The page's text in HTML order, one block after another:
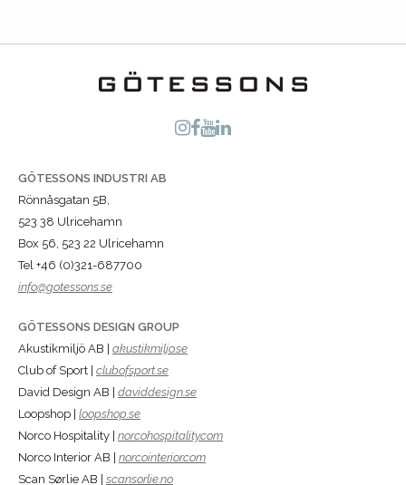
GÖTESSONS INDUSTRI AB
Rönnåsgatan 5B,
523 38 Ulricehamn
Box 56, 523 22 Ulricehamn
Tel +46 (0)321-687700
info@gotessons.se
GÖTESSONS DESIGN GROUP
Akustikmiljö AB | akustikmiljo.se
Club of Sport | clubofsport.se
David Design AB | daviddesign.se
Loopshop | loopshop.se
Norco Hospitality | norcohospitality.com
Norco Interior AB | norcointerior.com
Scan Sørlie AB | scansorlie.no